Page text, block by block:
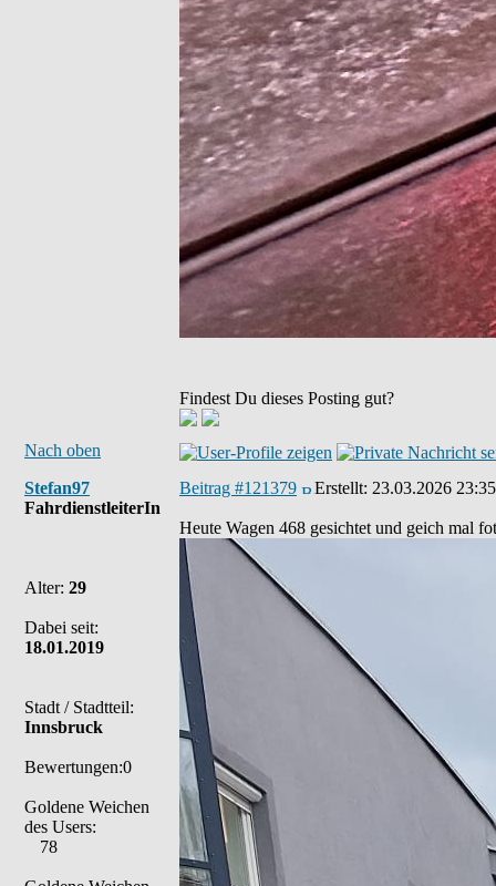
Findest Du dieses Posting gut?
Nach oben
Stefan97
FahrdienstleiterIn
Alter: 29
Dabei seit:
18.01.2019
Stadt / Stadtteil:
Innsbruck
Bewertungen:0
Goldene Weichen
des Users:
78
Beitrag #121379 Erstellt: 23.03.2026 23:35
Heute Wagen 468 gesichtet und geich mal